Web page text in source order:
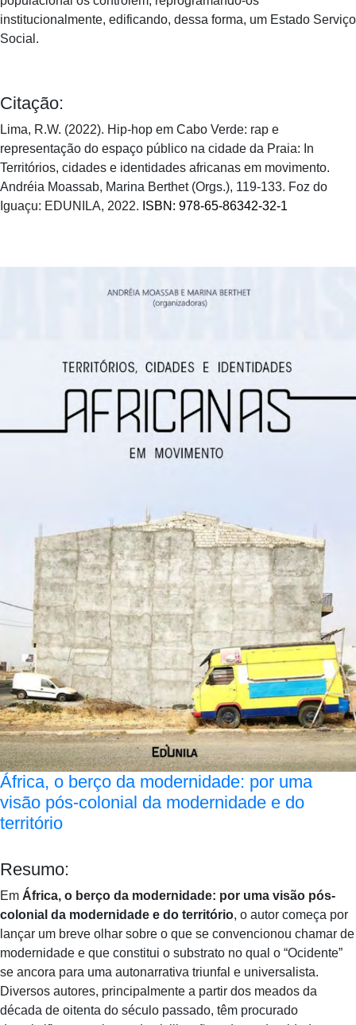
institucionalmente, edificando, dessa forma, um Estado Serviço
Social.
Citação:
Lima, R.W. (2022). Hip-hop em Cabo Verde: rap e
representação do espaço público na cidade da Praia: In
Territórios, cidades e identidades africanas em movimento.
Andréia Moassab, Marina Berthet (Orgs.), 119-133. Foz do
Iguaçu: EDUNILA, 2022. ISBN: 978-65-86342-32-1
África, o berço da modernidade: por uma
visão pós-colonial da modernidade e do
território
Resumo:
Em África, o berço da modernidade: por uma visão pós-
colonial da modernidade e do território, o autor começa por
lançar um breve olhar sobre o que se convencionou chamar de
modernidade e que constitui o substrato no qual o “Ocidente”
se ancora para uma autonarrativa triunfal e universalista.
Diversos autores, principalmente a partir dos meados da
década de oitenta do século passado, têm procurado